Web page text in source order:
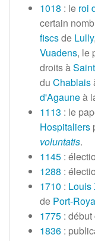
1018 : le roi
certain
fiscsde Lully,
Vuadens, le
droits à
du Chablais
d'Agauneà
1113 : le
Hospitaliers
voluntatis.
1145 :
1288 :
1710 : Louis
de Port-
1775 :
1836 :